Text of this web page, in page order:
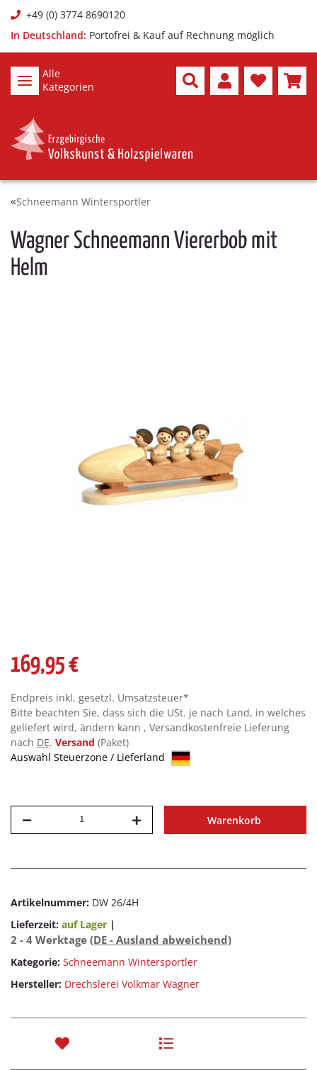
+49 (0) 3774 8690120
In Deutschland: Portofrei & Kauf auf Rechnung möglich
Alle
Kategorien
Schneemann Wintersportler
Wagner Schneemann Viererbob mit
Helm
169,95 €
Endpreis inkl. gesetzl. Umsatzsteuer*
Bitte beachten Sie, dass sich die USt. je nach Land, in welches
geliefert wird, ändern kann , Versandkostenfreie Lieferung
nach DE. Versand (Paket)
Auswahl Steuerzone / Lieferland
Warenkorb
Artikelnummer: DW 26/4H
Lieferzeit: auf Lager |
2 - 4 Werktage (DE - Ausland abweichend)
Kategorie: Schneemann Wintersportler
Hersteller: Drechslerei Volkmar Wagner